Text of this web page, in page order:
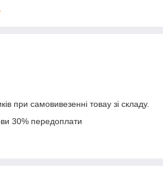
при самовивезенні товау зі складу.
30% передоплати